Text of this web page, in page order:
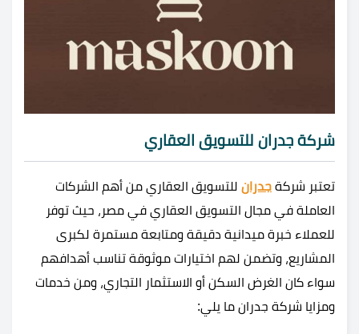
شركة جدران للتسويق العقاري
تعتبر شركة جدران للتسويق العقاري من أهم الشركات
العاملة في مجال التسويق العقاري في مصر، حيث توفر
للعملاء خبرة ميدانية دقيقة ومتابعة مستمرة لكبرى
المشاريع، وتضمن لهم اختيارات موثوقة تناسب أهدافهم
سواء كان الغرض السكن أو الاستثمار التجاري، ومن خدمات
ومزايا شركة جدران ما يلي: